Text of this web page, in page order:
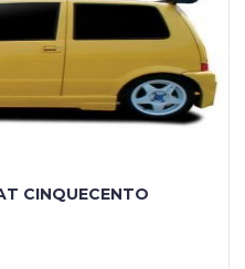
CINQUECENTO